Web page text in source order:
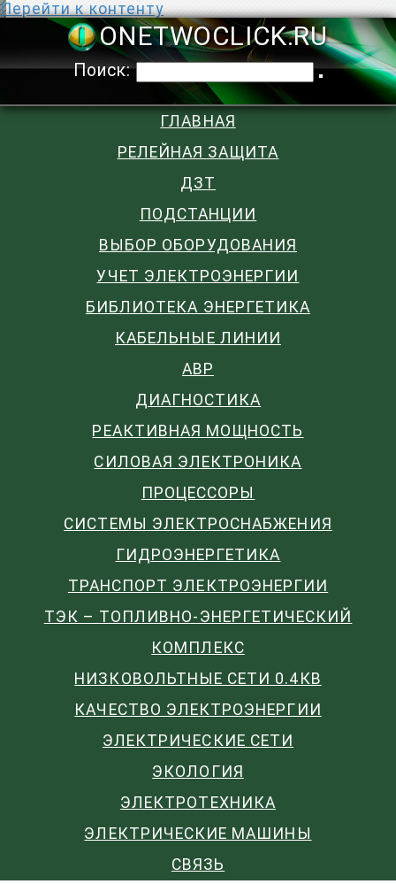
Перейти к контенту
Поиск:
ГЛАВНАЯ
РЕЛЕЙНАЯ ЗАЩИТА
ДЗТ
ПОДСТАНЦИИ
ВЫБОР ОБОРУДОВАНИЯ
УЧЕТ ЭЛЕКТРОЭНЕРГИИ
БИБЛИОТЕКА ЭНЕРГЕТИКА
КАБЕЛЬНЫЕ ЛИНИИ
АВР
ДИАГНОСТИКА
РЕАКТИВНАЯ МОЩНОСТЬ
СИЛОВАЯ ЭЛЕКТРОНИКА
ПРОЦЕССОРЫ
СИСТЕМЫ ЭЛЕКТРОСНАБЖЕНИЯ
ГИДРОЭНЕРГЕТИКА
ТРАНСПОРТ ЭЛЕКТРОЭНЕРГИИ
ТЭК – ТОПЛИВНО-ЭНЕРГЕТИЧЕСКИЙ
КОМПЛЕКС
НИЗКОВОЛЬТНЫЕ СЕТИ 0.4КВ
КАЧЕСТВО ЭЛЕКТРОЭНЕРГИИ
ЭЛЕКТРИЧЕСКИЕ СЕТИ
ЭКОЛОГИЯ
ЭЛЕКТРОТЕХНИКА
ЭЛЕКТРИЧЕСКИЕ МАШИНЫ
СВЯЗЬ